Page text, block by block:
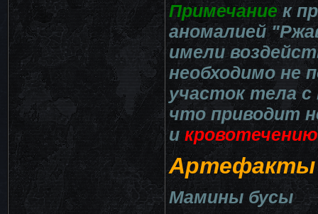
Примечаниек
аномалией
имели
необходимо не
участок тела
что приводит
и кровотечению
Артефакты
Мамины бусы